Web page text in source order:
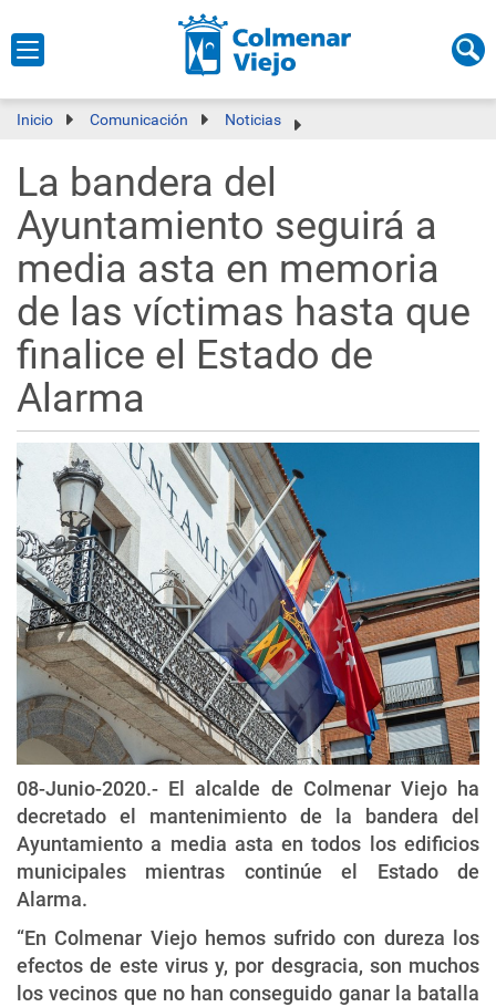
Inicio Comunicación Noticias
La bandera del
Ayuntamiento seguirá a
media asta en memoria
de las víctimas hasta que
finalice el Estado de
Alarma
08-Junio-2020.- El alcalde de Colmenar Viejo ha
decretado el mantenimiento de la bandera del
Ayuntamiento a media asta en todos los edificios
municipales mientras continúe el Estado de
Alarma.
“En Colmenar Viejo hemos sufrido con dureza los
efectos de este virus y, por desgracia, son muchos
los vecinos que no han conseguido ganar la batalla